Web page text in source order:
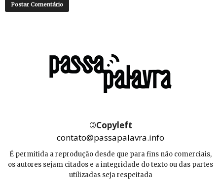
©Copyleft
contato@passapalavra.info
É permitida a reprodução desde que para fins não comerciais,
os autores sejam citados e a integridade do texto ou das partes
utilizadas seja respeitada